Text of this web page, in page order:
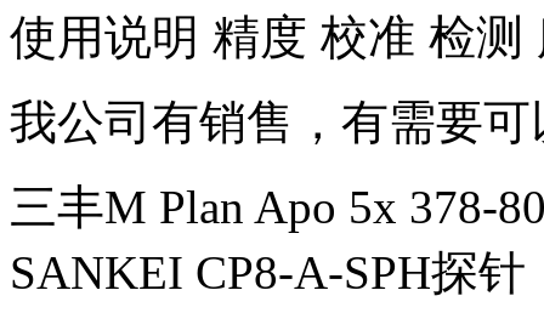
使用说明 精度 校准 检测
我公司有销售，有需要
三丰M Plan Apo 5x 378-
SANKEI CP8-A-SPH探针